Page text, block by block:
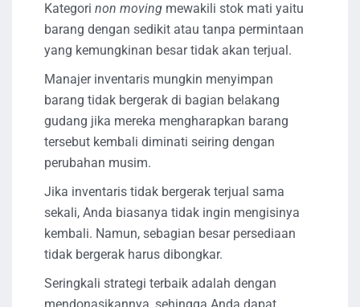
Kategori non moving mewakili stok mati yaitu
barang dengan sedikit atau tanpa permintaan
yang kemungkinan besar tidak akan terjual.
Manajer inventaris mungkin menyimpan
barang tidak bergerak di bagian belakang
gudang jika mereka mengharapkan barang
tersebut kembali diminati seiring dengan
perubahan musim.
Jika inventaris tidak bergerak terjual sama
sekali, Anda biasanya tidak ingin mengisinya
kembali. Namun, sebagian besar persediaan
tidak bergerak harus dibongkar.
Seringkali strategi terbaik adalah dengan